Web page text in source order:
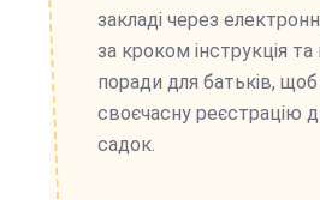
закладі через
за кроком інструкція та
поради для батьків,
своєчасну реєстрацію
садок.